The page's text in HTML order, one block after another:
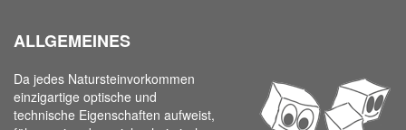
ALLGEMEINES
Da jedes Natursteinvorkommen
einzigartige optische und
technische Eigenschaften aufweist,